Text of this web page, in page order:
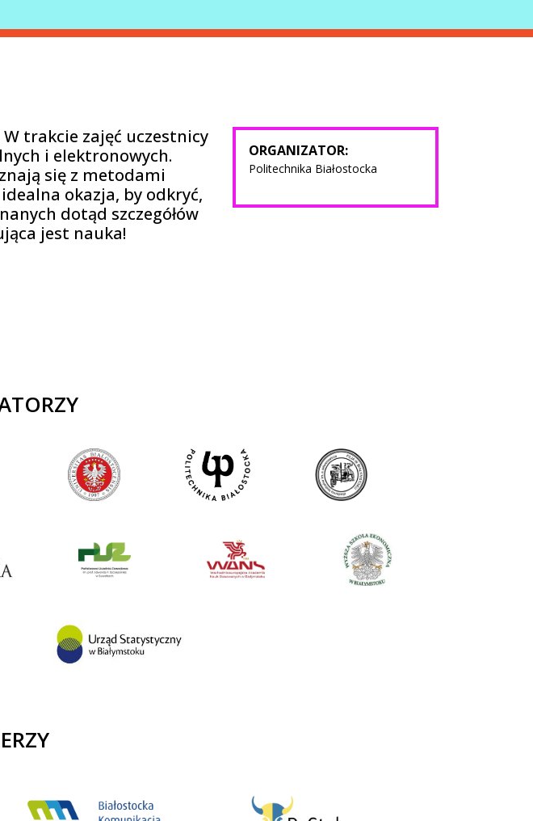
trakcie zajęć uczestnicy
i elektronowych.
się z metodami
okazja, by odkryć,
dotąd szczegółów
jest nauka!
ORGANIZATOR:
Politechnika Białostocka